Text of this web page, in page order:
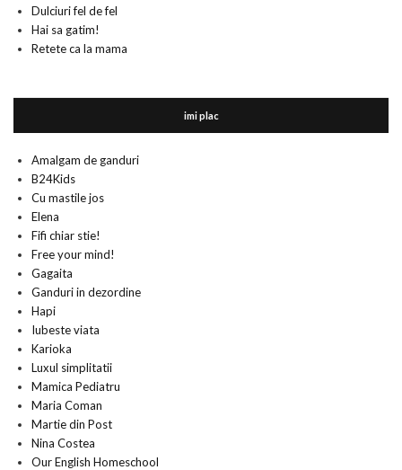
Dulciuri fel de fel
Hai sa gatim!
Retete ca la mama
imi plac
Amalgam de ganduri
B24Kids
Cu mastile jos
Elena
Fifi chiar stie!
Free your mind!
Gagaita
Ganduri in dezordine
Hapi
Iubeste viata
Karioka
Luxul simplitatii
Mamica Pediatru
Maria Coman
Martie din Post
Nina Costea
Our English Homeschool